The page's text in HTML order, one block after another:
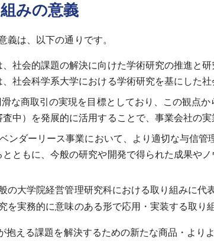
みの意義
義は、以下の通りです。
、社会的課題の解決に向けた学術研究の推進と
社会科学系大学における学術研究を基にした社
な商取引の実現を目標としており、この観点
中）を発展的に活用することで、事業会社の
ンダーリース事業において、より適切な与信
とともに、今般の研究や開発で得られた成果や
の大学院経営管理研究科における取り組みに
を実務的に意味のある形で応用・実装する取り
抱える課題を解決するための新たな商品・よ